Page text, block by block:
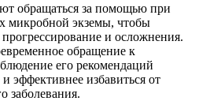
обращаться за помощью при
микробной экземы, чтобы
прогрессирование и осложнения.
обращение к
его рекомендаций
эффективнее избавиться от
заболевания.